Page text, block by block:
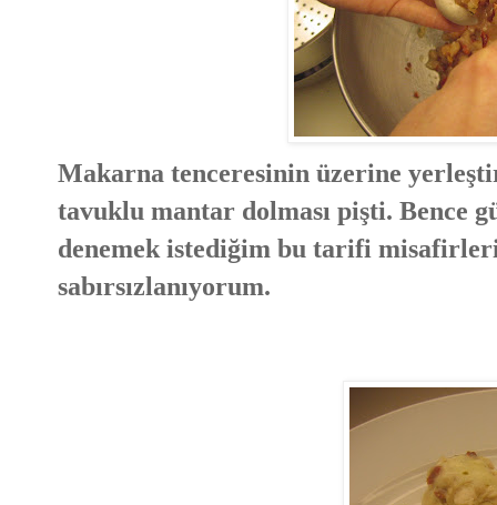
Makarna tenceresinin üzerine
tavuklu mantar dolması pişti. Bence
denemek istediğim bu tarifi
sabırsızlanıyorum.